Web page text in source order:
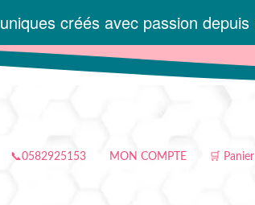
uniques créés avec passion depuis
📞0582925153 MON COMPTE 🛒 Panier